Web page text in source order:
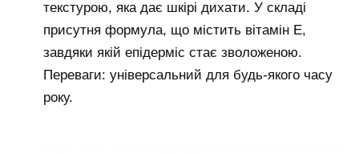
текстурою, яка дає шкірі дихати. У складі
присутня формула, що містить вітамін Е,
завдяки якій епідерміс стає зволоженою.
Переваги: універсальний для будь-якого часу
року.